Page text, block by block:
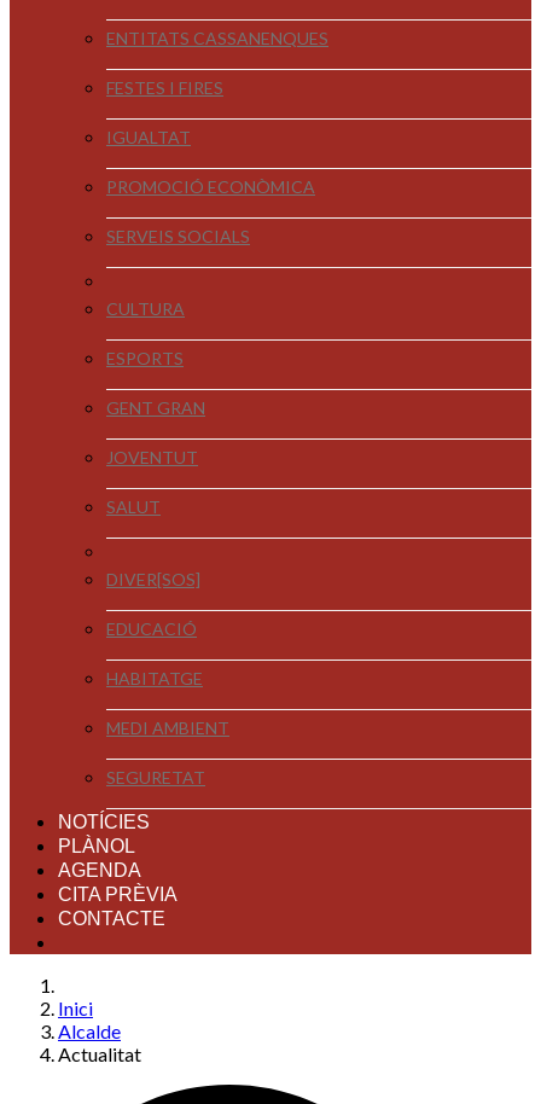
ENTITATS CASSANENQUES
FESTES I FIRES
IGUALTAT
PROMOCIÓ ECONÒMICA
SERVEIS SOCIALS
CULTURA
ESPORTS
GENT GRAN
JOVENTUT
SALUT
DIVER[SOS]
EDUCACIÓ
HABITATGE
MEDI AMBIENT
SEGURETAT
NOTÍCIES
PLÀNOL
AGENDA
CITA PRÈVIA
CONTACTE
Inici
Alcalde
Actualitat